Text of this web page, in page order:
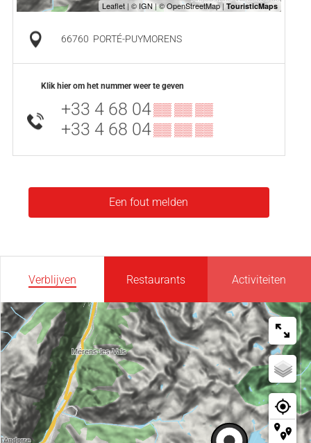
66760 PORTÉ-PUYMORENS
Klik hier om het nummer weer te geven
+33 4 68 04▒▒ ▒▒ ▒▒
+33 4 68 04▒▒ ▒▒ ▒▒
Een fout melden
Verblijven Restaurants Activiteiten